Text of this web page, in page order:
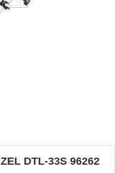
DTL-33S 96262